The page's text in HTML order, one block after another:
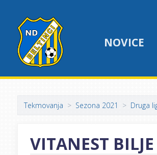
NOVICE
Tekmovanja Sezona 2021 Druga
VITANEST